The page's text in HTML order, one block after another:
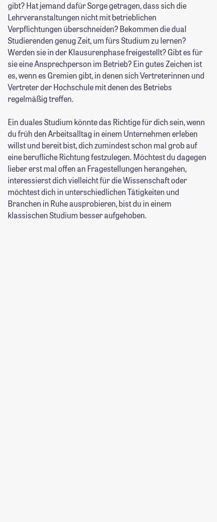
gibt? Hat jemand dafür Sorge getragen, dass sich die
Lehrveranstaltungen nicht mit betrieblichen
Verpflichtungen überschneiden? Bekommen die dual
Studierenden genug Zeit, um fürs Studium zu lernen?
Werden sie in der Klausurenphase freigestellt? Gibt es für
sie eine Ansprechperson im Betrieb? Ein gutes Zeichen ist
es, wenn es Gremien gibt, in denen sich Vertreterinnen und
Vertreter der Hochschule mit denen des Betriebs
regelmäßig treffen.
Ein duales Studium könnte das Richtige für dich sein, wenn
du früh den Arbeitsalltag in einem Unternehmen erleben
willst und bereit bist, dich zumindest schon mal grob auf
eine berufliche Richtung festzulegen. Möchtest du dagegen
lieber erst mal offen an Fragestellungen herangehen,
interessierst dich vielleicht für die Wissenschaft oder
möchtest dich in unterschiedlichen Tätigkeiten und
Branchen in Ruhe ausprobieren, bist du in einem
klassischen Studium besser aufgehoben.